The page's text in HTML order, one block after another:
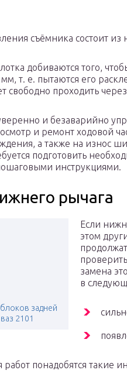
съёмника состоит из
добиваются того,
т. е. пытаются его
свободно проходить
и безаварийно
и ремонт ходовой
а также на износ
подготовить
инструкциями.
рычага
задней
2101
Если
этом
замена
в
понадобятся такие